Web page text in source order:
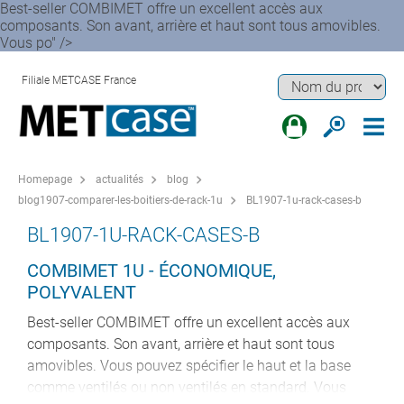
Best-seller COMBIMET offre un excellent accès aux
composants. Son avant, arrière et haut sont tous amovibles.
Vous po" />
Filiale METCASE France
Homepage actualités
blog
blog1907-comparer-les-boitiers-de-rack-1u
BL1907-1u-rack-cases-b
BL1907-1U-RACK-CASES-B
COMBIMET 1U - ÉCONOMIQUE,
POLYVALENT
Best-seller COMBIMET offre un excellent accès aux
composants. Son avant, arrière et haut sont tous
amovibles. Vous pouvez spécifier le haut et la base
comme ventilés ou non ventilés en standard. Vous